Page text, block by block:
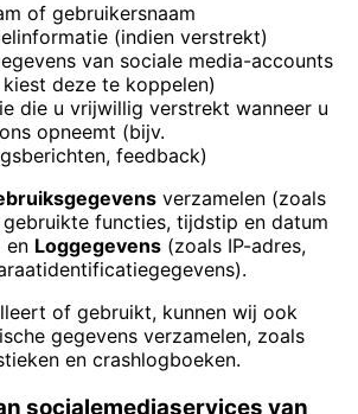
of gebruikersnaam
(indien verstrekt)
van sociale media-accounts
deze te koppelen)
die u vrijwillig verstrekt wanneer u
opneemt (bijv.
feedback)
verzamelen (zoals
functies, tijdstip en datum
en Loggegevens (zoals IP-adres,
of gebruikt, kunnen wij ook
gegevens verzamelen, zoals
en crashlogboeken.
socialemediaservices van